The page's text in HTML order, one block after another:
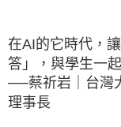
在AI的它時代，
答」，與學生一
──蔡祈岩｜台灣
理事長